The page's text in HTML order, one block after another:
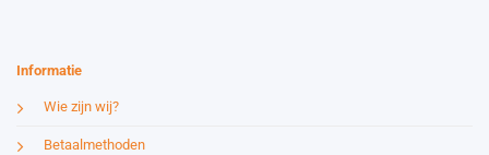
Informatie
Wie zijn wij?
Betaalmethoden